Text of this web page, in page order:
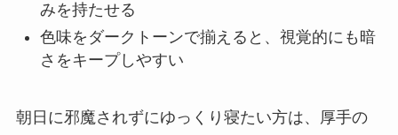
みを持たせる
色味をダークトーンで揃えると、視覚的にも暗
さをキープしやすい
朝日に邪魔されずにゆっくり寝たい方は、厚手の